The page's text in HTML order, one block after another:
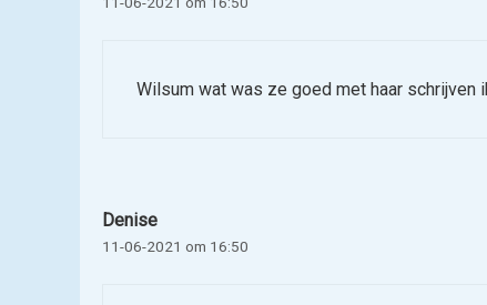
Wilsum wat was ze goed met haar
Denise
11-06-2021 om 16:50